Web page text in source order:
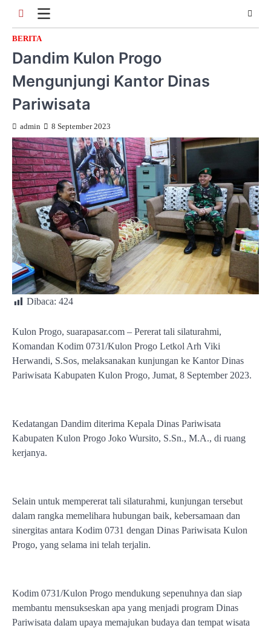
contentBERITA
Dandim Kulon Progo
Mengunjungi Kantor Dinas
Pariwisata
admin 8 September 2023
Dibaca: 424
Kulon Progo, suarapasar.com – Pererat tali silaturahmi,
Komandan Kodim 0731/Kulon Progo Letkol Arh Viki
Herwandi, S.Sos, melaksanakan kunjungan ke Kantor Dinas
Pariwisata Kabupaten Kulon Progo, Jumat, 8 September 2023.
Kedatangan Dandim diterima Kepala Dinas Pariwisata
Kabupaten Kulon Progo Joko Wursito, S.Sn., M.A., di ruang
kerjanya.
Selain untuk mempererat tali silaturahmi, kunjungan tersebut
dalam rangka memelihara hubungan baik, kebersamaan dan
sinergitas antara Kodim 0731 dengan Dinas Pariwisata Kulon
Progo, yang selama ini telah terjalin.
Kodim 0731/Kulon Progo mendukung sepenuhnya dan siap
membantu mensukseskan apa yang menjadi program Dinas
Pariwisata dalam upaya memajukan budaya dan tempat wisata